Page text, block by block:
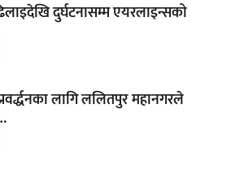
दुर्घटनासम्म एयरलाइन्सको
लागि ललितपुर महानगरले